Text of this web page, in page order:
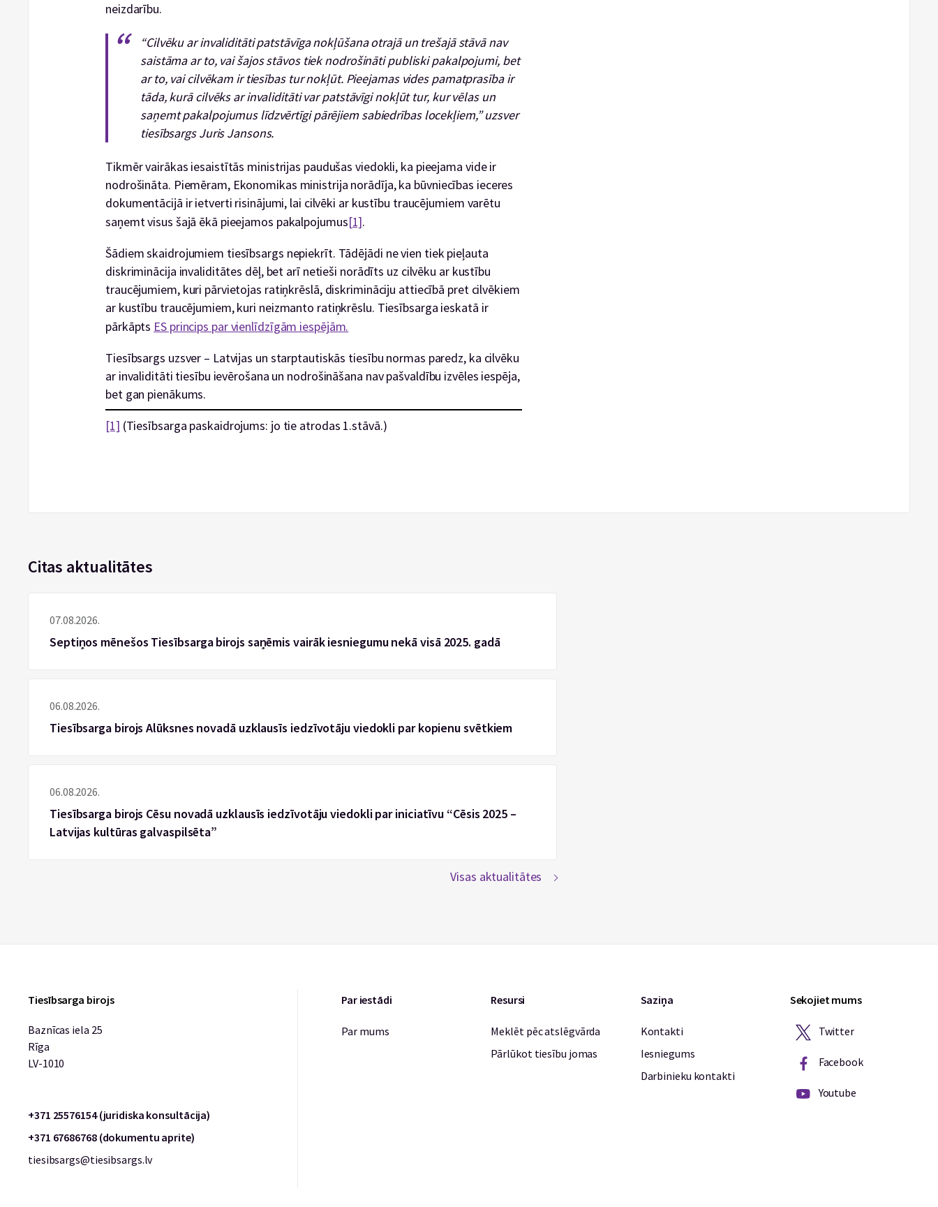
neizdarību.
“Cilvēku ar invaliditāti patstāvīga nokļūšana otrajā un trešajā stāvā nav
saistāma ar to, vai šajos stāvos tiek nodrošināti publiski pakalpojumi, bet
ar to, vai cilvēkam ir tiesības tur nokļūt. Pieejamas vides pamatprasība ir
tāda, kurā cilvēks ar invaliditāti var patstāvīgi nokļūt tur, kur vēlas un
saņemt pakalpojumus līdzvērtīgi pārējiem sabiedrības locekļiem,” uzsver
tiesībsargs Juris Jansons.
Tikmēr vairākas iesaistītās ministrijas paudušas viedokli, ka pieejama vide ir
nodrošināta. Piemēram, Ekonomikas ministrija norādīja, ka būvniecības ieceres
dokumentācijā ir ietverti risinājumi, lai cilvēki ar kustību traucējumiem varētu
saņemt visus šajā ēkā pieejamos pakalpojumus[1].
Šādiem skaidrojumiem tiesībsargs nepiekrīt. Tādējādi ne vien tiek pieļauta
diskriminācija invaliditātes dēļ, bet arī netieši norādīts uz cilvēku ar kustību
traucējumiem, kuri pārvietojas ratiņkrēslā, diskrimināciju attiecībā pret cilvēkiem
ar kustību traucējumiem, kuri neizmanto ratiņkrēslu. Tiesībsarga ieskatā ir
pārkāpts ES princips par vienlīdzīgām iespējām.
Tiesībsargs uzsver – Latvijas un starptautiskās tiesību normas paredz, ka cilvēku
ar invaliditāti tiesību ievērošana un nodrošināšana nav pašvaldību izvēles iespēja,
bet gan pienākums.
[1] (Tiesībsarga paskaidrojums: jo tie atrodas 1.stāvā.)
Citas aktualitātes
07.08.2026.
Septiņos mēnešos Tiesībsarga birojs saņēmis vairāk iesniegumu nekā visā 2025. gadā
06.08.2026.
Tiesībsarga birojs Alūksnes novadā uzklausīs iedzīvotāju viedokli par kopienu svētkiem
06.08.2026.
Tiesībsarga birojs Cēsu novadā uzklausīs iedzīvotāju viedokli par iniciatīvu “Cēsis 2025 –
Latvijas kultūras galvaspilsēta”
Visas aktualitātes
Tiesībsarga birojs
Baznīcas iela 25
Rīga
LV-1010
+371 25576154 (juridiska konsultācija)
+371 67686768 (dokumentu aprite)
tiesibsargs@tiesibsargs.lv
Par iestādi
Par mums
Resursi
Meklēt pēc atslēgvārda
Pārlūkot tiesību jomas
Saziņa
Kontakti
Iesniegums
Darbinieku kontakti
Sekojiet mums
Twitter
Facebook
Youtube